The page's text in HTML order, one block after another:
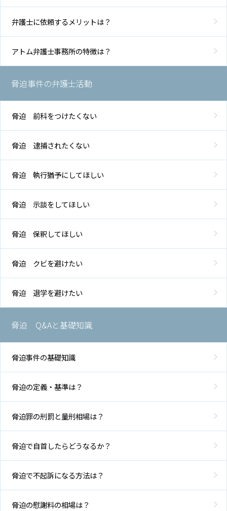
アク
セス弁護士に依頼するメリットは？
アトム弁護士事務所の特徴は？
脅迫事件の弁護士活動
脅迫 前科をつけたくない
脅迫 逮捕されたくない
脅迫 執行猶予にしてほしい
脅迫 示談をしてほしい
脅迫 保釈してほしい
脅迫 クビを避けたい
脅迫 退学を避けたい
脅迫 Q&Aと基礎知識
脅迫事件の基礎知識
脅迫の定義・基準は？
脅迫罪の刑罰と量刑相場は？
脅迫で自首したらどうなるか？
脅迫で不起訴になる方法は？
脅迫の慰謝料の相場は？